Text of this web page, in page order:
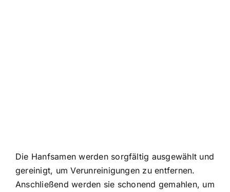
Die Hanfsamen werden sorgfältig ausgewählt und
gereinigt, um Verunreinigungen zu entfernen.
Anschließend werden sie schonend gemahlen, um